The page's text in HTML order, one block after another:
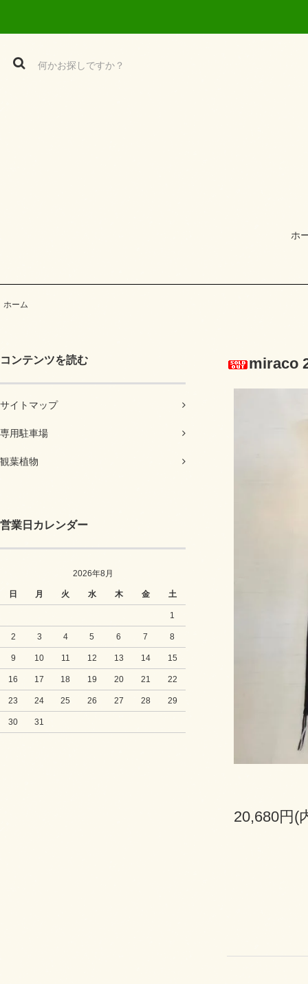
ホ
ホーム
コンテンツを読む
サイトマップ
専用駐車場
観葉植物
営業日カレンダー
2026年8月
日 月 火 水 木 金 土
1
2 3 4 5 6 7 8
9 10 11 12 13 14 15
16 17 18 19 20 21 22
23 24 25 26 27 28 29
30 31
miraco
20,680円(